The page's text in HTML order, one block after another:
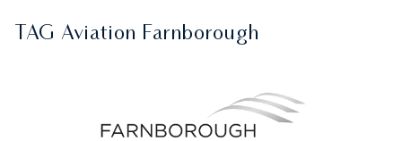
TAG Aviation Farnborough